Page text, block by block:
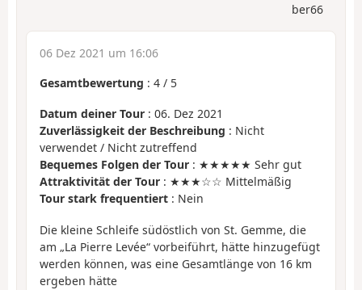
ber66
06 Dez 2021 um 16:06
Gesamtbewertung : 4 / 5
Datum deiner Tour : 06. Dez 2021
Zuverlässigkeit der Beschreibung : Nicht
verwendet / Nicht zutreffend
Bequemes Folgen der Tour : ★★★★★ Sehr gut
Attraktivität der Tour : ★★★☆☆ Mittelmäßig
Tour stark frequentiert : Nein
Die kleine Schleife südöstlich von St. Gemme, die
am „La Pierre Levée“ vorbeiführt, hätte hinzugefügt
werden können, was eine Gesamtlänge von 16 km
ergeben hätte